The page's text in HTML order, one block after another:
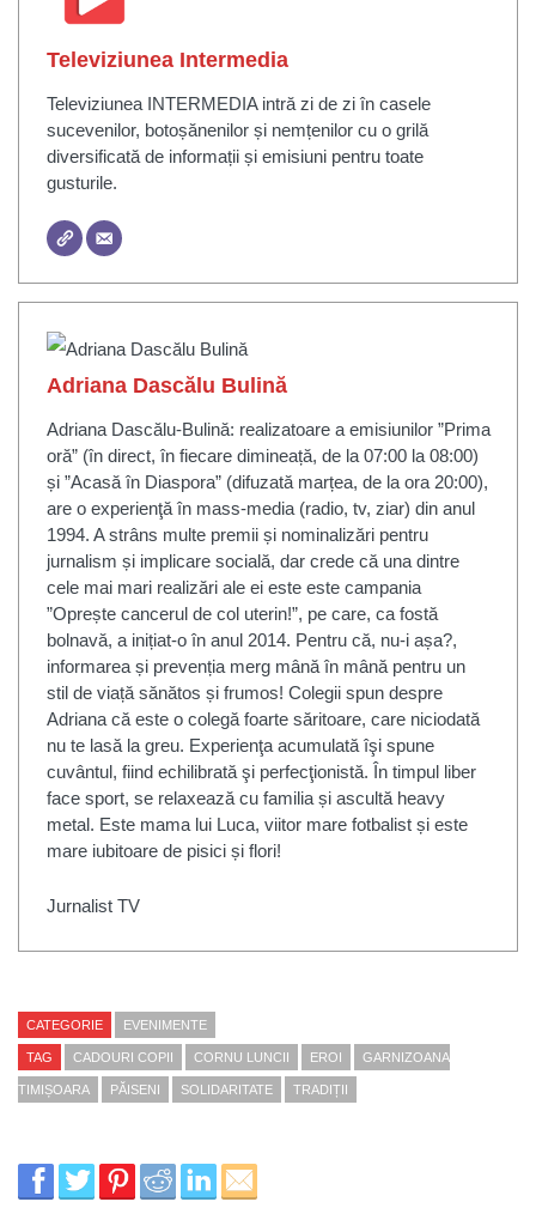
Televiziunea Intermedia
Televiziunea INTERMEDIA intră zi de zi în casele
sucevenilor, botoșănenilor și nemțenilor cu o grilă
diversificată de informații și emisiuni pentru toate
gusturile.
Adriana Dascălu Bulină
Adriana Dascălu-Bulină: realizatoare a emisiunilor ”Prima
oră” (în direct, în fiecare dimineață, de la 07:00 la 08:00)
și ”Acasă în Diaspora” (difuzată marțea, de la ora 20:00),
are o experienţă în mass-media (radio, tv, ziar) din anul
1994. A strâns multe premii și nominalizări pentru
jurnalism și implicare socială, dar crede că una dintre
cele mai mari realizări ale ei este este campania
”Oprește cancerul de col uterin!”, pe care, ca fostă
bolnavă, a inițiat-o în anul 2014. Pentru că, nu-i așa?,
informarea și prevenția merg mână în mână pentru un
stil de viață sănătos și frumos! Colegii spun despre
Adriana că este o colegă foarte săritoare, care niciodată
nu te lasă la greu. Experienţa acumulată îşi spune
cuvântul, fiind echilibrată şi perfecţionistă. În timpul liber
face sport, se relaxează cu familia și ascultă heavy
metal. Este mama lui Luca, viitor mare fotbalist și este
mare iubitoare de pisici și flori!
Jurnalist TV
CATEGORIE EVENIMENTE
TAG CADOURI COPII CORNU LUNCII EROI GARNIZOANA
TIMIȘOARA PĂISENI SOLIDARITATE TRADIȚII